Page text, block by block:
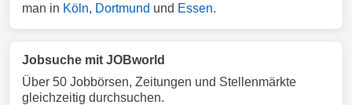
man in Köln, Dortmund und Essen.
Jobsuche mit JOBworld
Über 50 Jobbörsen, Zeitungen und Stellenmärkte
gleichzeitig durchsuchen.